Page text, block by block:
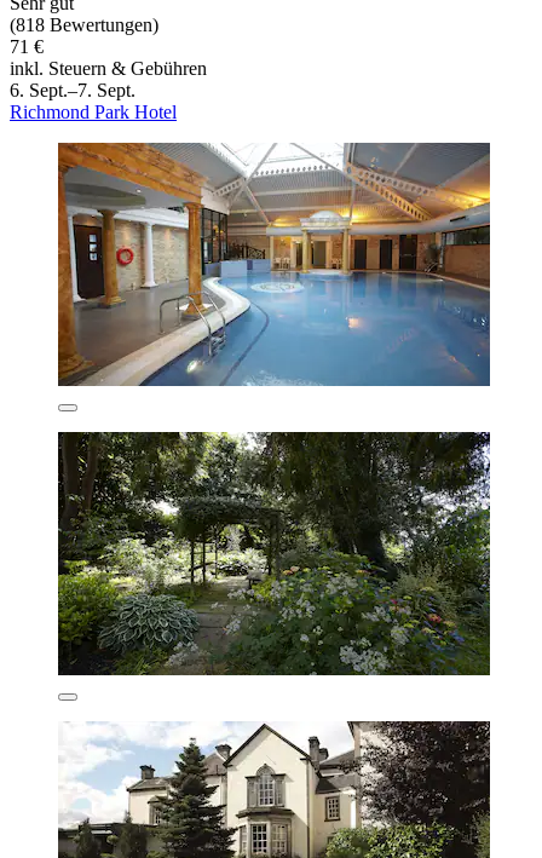
(818 Bewertungen)
71 €
inkl. Steuern & Gebühren
6. Sept.–7. Sept.
Richmond Park Hotel